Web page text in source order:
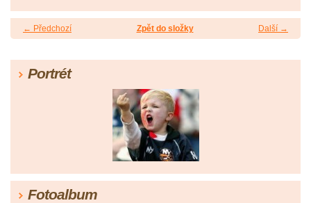
← Předchozí Další →
Zpět do složky
Portrét
Fotoalbum